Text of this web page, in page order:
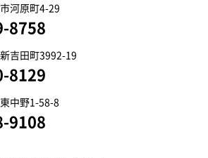
河原町4-29
8758
吉田町3992-19
8129
中野1-58-8
9108